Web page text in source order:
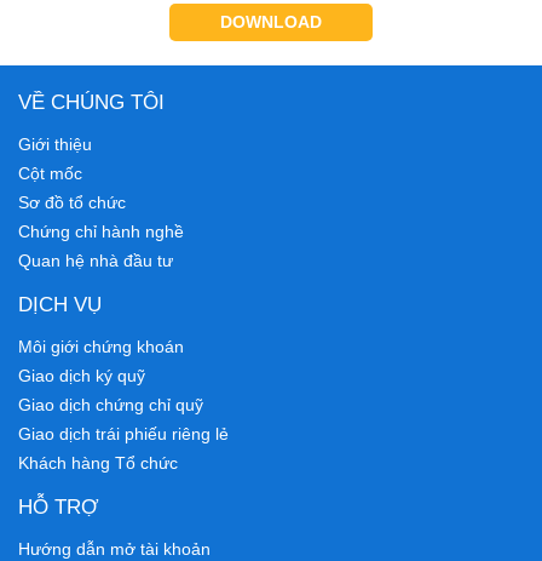
DOWNLOAD
VỀ CHÚNG TÔI
Giới thiệu
Cột mốc
Sơ đồ tổ chức
Chứng chỉ hành nghề
Quan hệ nhà đầu tư
DỊCH VỤ
Môi giới chứng khoán
Giao dịch ký quỹ
Giao dịch chứng chỉ quỹ
Giao dịch trái phiếu riêng lẻ
Khách hàng Tổ chức
HỖ TRỢ
Hướng dẫn mở tài khoản